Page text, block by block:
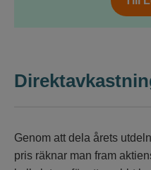
Genom att dela årets
pris räknar man fram